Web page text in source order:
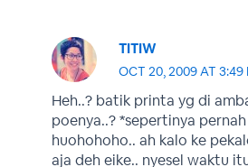
TITIW
OCT 20, 2009 AT 3:49
Heh..? batik printa yg di
poenya..? *sepertinya
huohohoho.. ah kalo ke
aja deh eike.. nyesel waktu